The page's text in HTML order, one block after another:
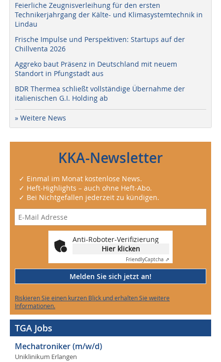
Feierliche Zeugnisverleihung für den ersten
Technikerjahrgang der Kälte- und Klimasystemtechnik in
Lindau
Frische Impulse und Perspektiven: Startups auf der
Chillventa 2026
Aggreko baut Präsenz in Deutschland mit neuem
Standort in Pfungstadt aus
BDR Thermea schließt vollständige Übernahme der
italienischen G.I. Holding ab
» Weitere News
KKA-Newsletter
✓ Einmal im Monat kostenlose News.
✓ Heft-Highlights – auch ohne Heft-Abo.
✓ Bei Nichtgefallen jederzeit zu kündigen.
Anti-Roboter-Verifizierung
Hier klicken
FriendlyCaptcha ⇗
Melden Sie sich jetzt an!
Riskieren Sie einen kurzen Blick und erhalten Sie weitere
Informationen.
TGA Jobs
Mechatroniker (m/w/d)
Uniklinikum Erlangen